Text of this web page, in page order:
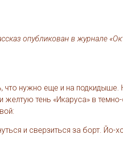
опубликован в журнале
что нужно еще и на подкидыше.
желтую тень «Икаруса» в
и сверзиться за борт. Йо-